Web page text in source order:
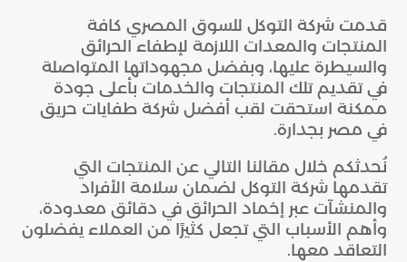
قدمت شركة التوكل للسوق المصري كافة
المنتجات والمعدات اللازمة لإطفاء الحرائق
والسيطرة عليها، وبفضل مجهوداتها المتواصلة
في تقديم تلك المنتجات والخدمات بأعلى جودة
ممكنة استحقت لقب أفضل شركة طفايات حريق
في مصر بجدارة.
نُحدثكم خلال مقالنا التالي عن المنتجات التي
تقدمها شركة التوكل لضمان سلامة الأفراد
والمنشآت عبر إخماد الحرائق في دقائق معدودة،
وأهم الأسباب التي تجعل كثيرًا من العملاء يفضلون
التعاقد معها.